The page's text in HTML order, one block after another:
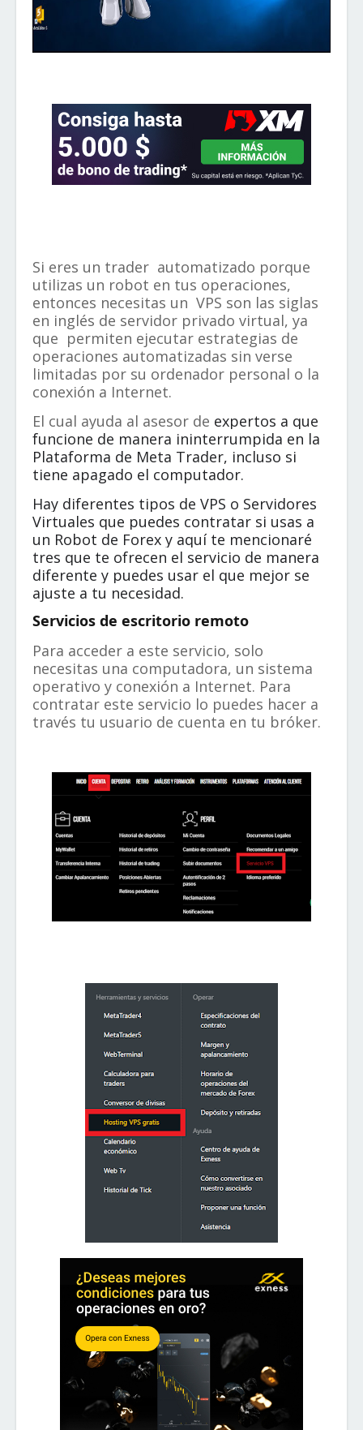
Si eres un trader automatizado porque
utilizas un robot en tus operaciones,
entonces necesitas un VPS son las siglas
en inglés de servidor privado virtual, ya
que permiten ejecutar estrategias de
operaciones automatizadas sin verse
limitadas por su ordenador personal o la
conexión a Internet.
El cual ayuda al asesor de expertos a que
funcione de manera ininterrumpida en la
Plataforma de Meta Trader, incluso si
tiene apagado el computador.
Hay diferentes tipos de VPS o Servidores
Virtuales que puedes contratar si usas a
un Robot de Forex y aquí te mencionaré
tres que te ofrecen el servicio de manera
diferente y puedes usar el que mejor se
ajuste a tu necesidad.
Servicios de escritorio remoto
Para acceder a este servicio, solo
necesitas una computadora, un sistema
operativo y conexión a Internet. Para
contratar este servicio lo puedes hacer a
través tu usuario de cuenta en tu bróker.